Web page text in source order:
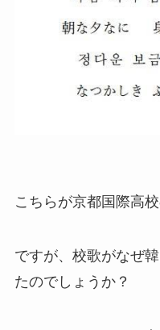
こちらが京都国際高
ですが、校歌がなぜ
たのでしょうか？